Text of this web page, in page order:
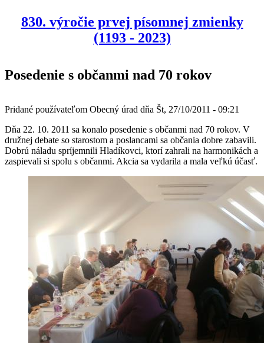
830. výročie prvej písomnej zmienky
(1193 - 2023)
Posedenie s občanmi nad 70 rokov
Pridané používateľom Obecný úrad dňa Št, 27/10/2011 - 09:21
Dňa 22. 10. 2011 sa konalo posedenie s občanmi nad 70 rokov. V
družnej debate so starostom a poslancami sa občania dobre zabavili.
Dobrú náladu spríjemnili Hladíkovci, ktorí zahrali na harmonikách a
zaspievali si spolu s občanmi. Akcia sa vydarila a mala veľkú účasť.